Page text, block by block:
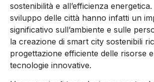
sostenibilità e all’efficienza
sviluppo delle città hanno infatti un
significativo sull’ambiente e sulle
la creazione di smart city sostenibili
progettazione efficiente delle risorse e
tecnologie innovative.